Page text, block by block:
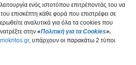
ενός ιστοτόπου επιτρέποντάς του να
του επισκέπτη κάθε φορά που επιστρέφει σε
αναλυτικά για όλα τα cookies που
στην «Πολιτική για τα Cookies».
, υπάρχουν οι παρακάτω 2 τύποι